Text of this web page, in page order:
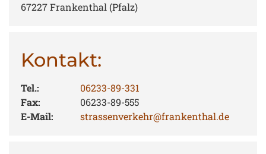
67227 Frankenthal (Pfalz)
Kontakt:
Tel.:
06233-89-331
Fax:
06233-89-555
E-Mail:
strassenverkehr@frankenthal.de